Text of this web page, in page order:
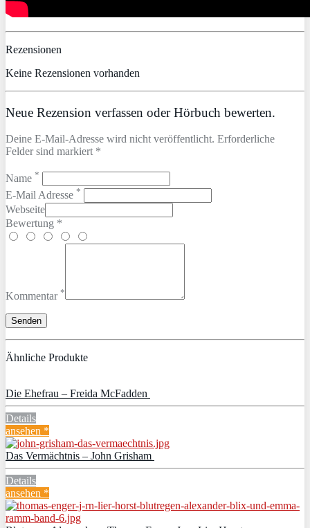
Rezensionen
Keine Rezensionen vorhanden
Neue Rezension verfassen oder Hörbuch bewerten.
Deine E-Mail-Adresse wird nicht veröffentlicht. Erforderliche
Felder sind markiert *
Name *
E-Mail Adresse *
Webseite
Bewertung *
Kommentar *
Ähnliche Produkte
Die Ehefrau – Freida McFadden
Details
ansehen *
Das Vermächtnis – John Grisham
Details
ansehen *